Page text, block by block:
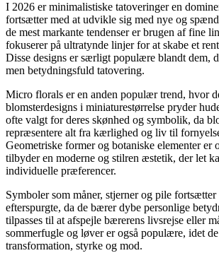
I 2026 er minimalistiske tatoveringer en
fortsætter med at udvikle sig med nye og
de mest markante tendenser er brugen af fine
fokuserer på ultratynde linjer for at skabe et
Disse designs er særligt populære blandt dem,
men betydningsfuld tatovering.
Micro florals er en anden populær trend, hvor
blomsterdesigns i miniaturestørrelse pryder
ofte valgt for deres skønhed og symbolik, da
repræsentere alt fra kærlighed og liv til
Geometriske former og botaniske elementer er
tilbyder en moderne og stilren æstetik, der let
individuelle præferencer.
Symboler som måner, stjerner og pile
efterspurgte, da de bærer dybe personlige
tilpasses til at afspejle bærerens livsrejse eller
sommerfugle og løver er også populære, idet
transformation, styrke og mod.